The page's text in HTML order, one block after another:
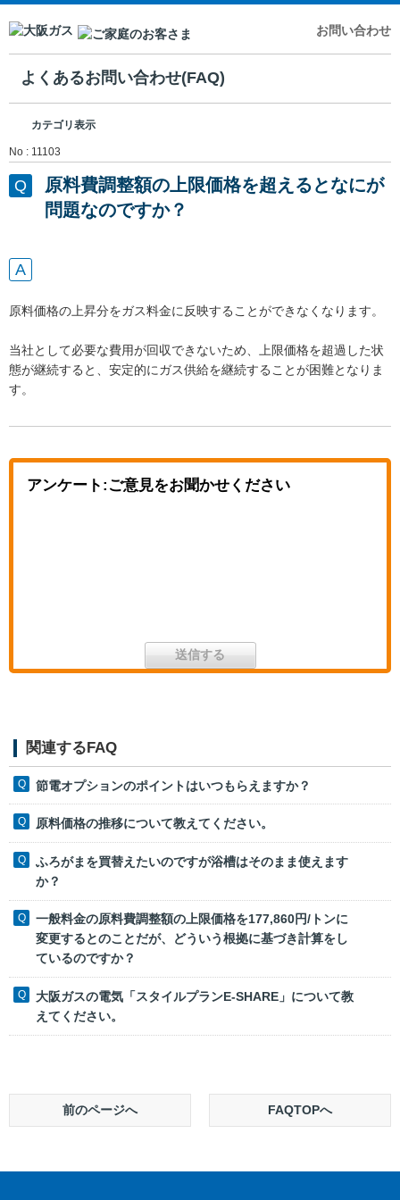
お問い合わせ
よくあるお問い合わせ(FAQ)
カテゴリ表示
No : 11103
原料費調整額の上限価格を超えるとなにが
問題なのですか？
原料価格の上昇分をガス料金に反映することができなくなります。
当社として必要な費用が回収できないため、上限価格を超過した状
態が継続すると、安定的にガス供給を継続することが困難となりま
す。
アンケート:ご意見をお聞かせください
関連するFAQ
節電オプションのポイントはいつもらえますか？
原料価格の推移について教えてください。
ふろがまを買替えたいのですが浴槽はそのまま使えます
か？
一般料金の原料費調整額の上限価格を177,860円/トンに
変更するとのことだが、どういう根拠に基づき計算をし
ているのですか？
大阪ガスの電気「スタイルプランE‐SHARE」について教
えてください。
前のページへ FAQTOPへ